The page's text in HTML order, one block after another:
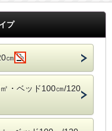
プ
㎝
・ベッド100㎝/120